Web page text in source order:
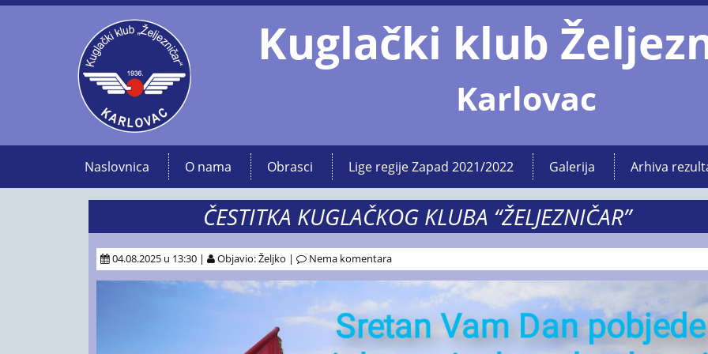
Kuglački klub
Karlovac
Naslovnica O nama Obrasci Lige regije Zapad 2021/2022 Galerija Arhiva
ČESTITKA KUGLAČKOG KLUBA “ŽELJEZNIČAR”
04.08.2025 u 13:30 | Objavio: Željko | Nema komentara